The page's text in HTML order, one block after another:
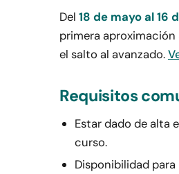
Del 18 de mayo al 16
primera aproximación
el salto al avanzado.
Requisitos
Estar dado de alta
curso.
Disponibilidad